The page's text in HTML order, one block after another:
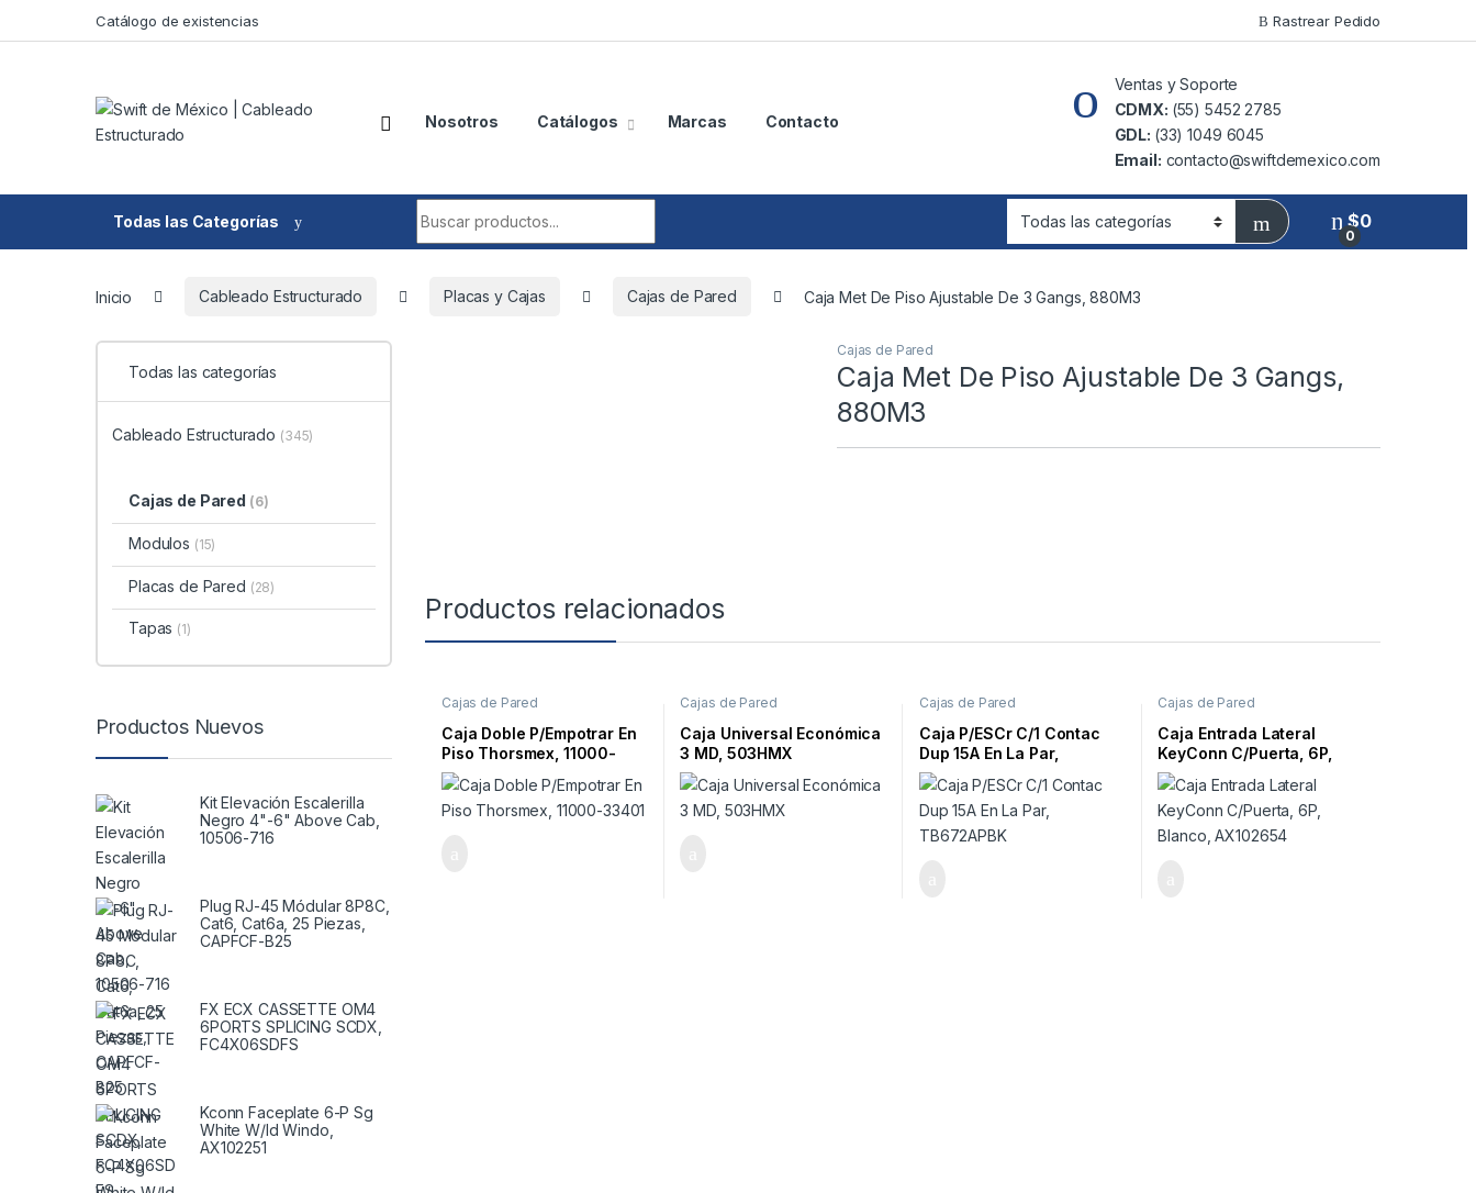
Skip to navigationCatálogo de existencias Rastrear Pedido
Nosotros Catálogos Marcas Contacto
Ventas y Soporte
CDMX: (55) 5452 2785
GDL: (33) 1049 6045
Email: contacto@swiftdemexico.com
Todas las Categorías
0
$0
Inicio Cableado Estructurado Placas y Cajas Cajas de Pared Caja Met De Piso Ajustable De 3 Gangs, 880M3
Cajas de Pared
Caja Met De Piso Ajustable De 3 Gangs,
880M3
Productos relacionados
Cajas de Pared
Caja Doble P/Empotrar En
Piso Thorsmex, 11000-
33401
Cajas de Pared
Caja Universal Económica
3 MD, 503HMX
Cajas de Pared
Caja P/ESCr C/1 Contac
Dup 15A En La Par,
TB672APBK
Cajas de Pared
Caja Entrada Lateral
KeyConn C/Puerta, 6P,
Blanco, AX102654
Todas las categorías
Cableado Estructurado (345)
Cajas de Pared (6)
Modulos (15)
Placas de Pared (28)
Tapas (1)
Productos Nuevos
Kit Elevación Escalerilla
Negro 4"-6" Above Cab,
10506-716
Plug RJ-45 Módular 8P8C,
Cat6, Cat6a, 25 Piezas,
CAPFCF-B25
FX ECX CASSETTE OM4
6PORTS SPLICING SCDX,
FC4X06SDFS
Kconn Faceplate 6-P Sg
White W/Id Windo,
AX102251